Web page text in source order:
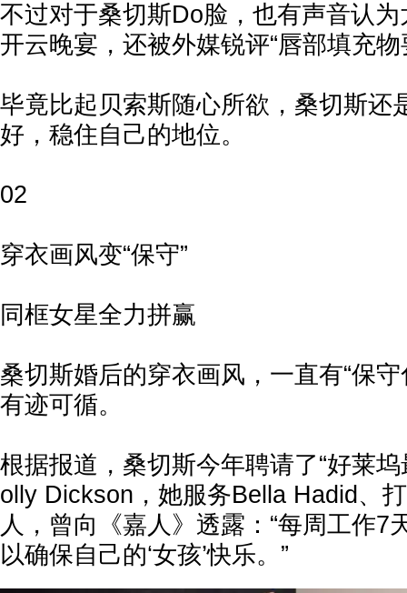
不过对于桑切斯Do脸，也有声音认
开云晚宴，还被外媒锐评“唇部填充物
毕竟比起贝索斯随心所欲，桑切斯还
好，稳住自己的地位。
02
穿衣画风变“保守”
同框女星全力拼赢
桑切斯婚后的穿衣画风，一直有“保
有迹可循。
根据报道，桑切斯今年聘请了“好莱
olly Dickson，她服务Bella Hadid、
人，曾向《嘉人》透露：“每周工作7
以确保自己的‘女孩’快乐。”